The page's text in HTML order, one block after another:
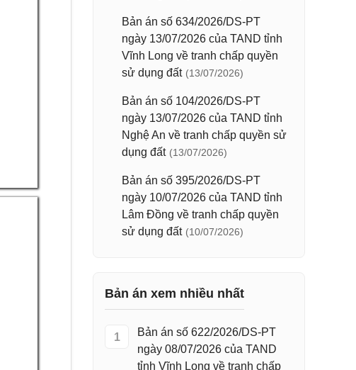
Bản án số 634/2026/DS-PT
ngày 13/07/2026 của TAND tỉnh
Vĩnh Long về tranh chấp quyền
sử dụng đất (13/07/2026)
Bản án số 104/2026/DS-PT
ngày 13/07/2026 của TAND tỉnh
Nghệ An về tranh chấp quyền sử
dụng đất (13/07/2026)
Bản án số 395/2026/DS-PT
ngày 10/07/2026 của TAND tỉnh
Lâm Đồng về tranh chấp quyền
sử dụng đất (10/07/2026)
Bản án xem nhiều nhất
1
Bản án số 622/2026/DS-PT
ngày 08/07/2026 của TAND
tỉnh Vĩnh Long về tranh chấp